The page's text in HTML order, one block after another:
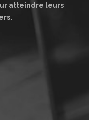
atteindre leurs